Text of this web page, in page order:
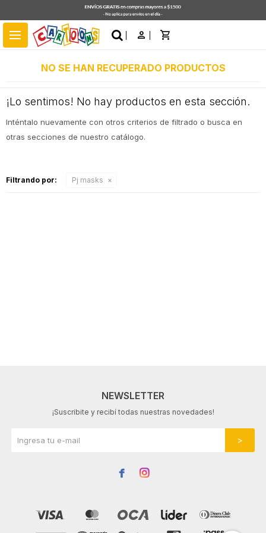
menu
NO SE HAN RECUPERADO PRODUCTOS
¡Lo sentimos! No hay productos en esta sección.
Inténtalo nuevamente con otros criterios de filtrado o busca en
otras secciones de nuestro catálogo.
Filtrando por: Pj masks
NEWSLETTER
¡Suscribite y recibí todas nuestras novedades!
 
close